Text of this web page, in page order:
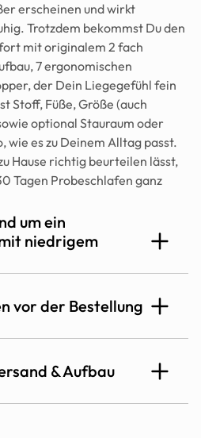
erscheinen und wirkt
Trotzdem bekommst Du den
mit originalem 2 fach
7 ergonomischen
der Dein Liegegefühl fein
Stoff, Füße, Größe (auch
optional Stauraum oder
wie es zu Deinem Alltag passt.
Hause richtig beurteilen lässt,
Tagen Probeschlafen ganz
um ein
niedrigem
optisch besonders
Kopfteil?
besonders modern, wenn Stoff
sind. Feiner Stoff oder Samt
vor der Bestellung
für Allergiker
& Aufbau